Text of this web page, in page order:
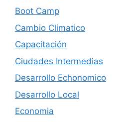
Boot Camp
Cambio Climatico
Capacitación
Ciudades Intermedias
Desarrollo Echonomico
Desarrollo Local
Economia